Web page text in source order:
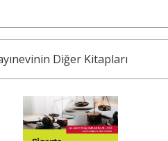
Diğer Kitapları